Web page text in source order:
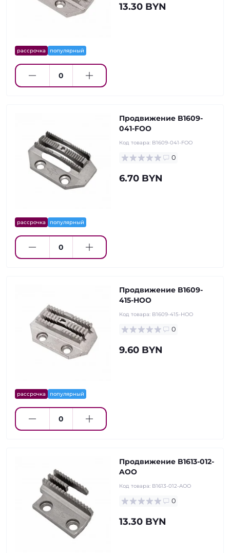
рассрочка популярный
13.30 BYN
рассрочка популярный
Продвижение B1609-
041-FOO
Код товара: B1609-041-FOO
0
6.70 BYN
рассрочка популярный
Продвижение B1609-
415-HOO
Код товара: B1609-415-HOO
0
9.60 BYN
Продвижение B1613-012-
AOO
Код товара: B1613-012-AOO
0
13.30 BYN